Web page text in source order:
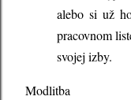
alebo si už
pracovnom
svojej izby.
Modlitba